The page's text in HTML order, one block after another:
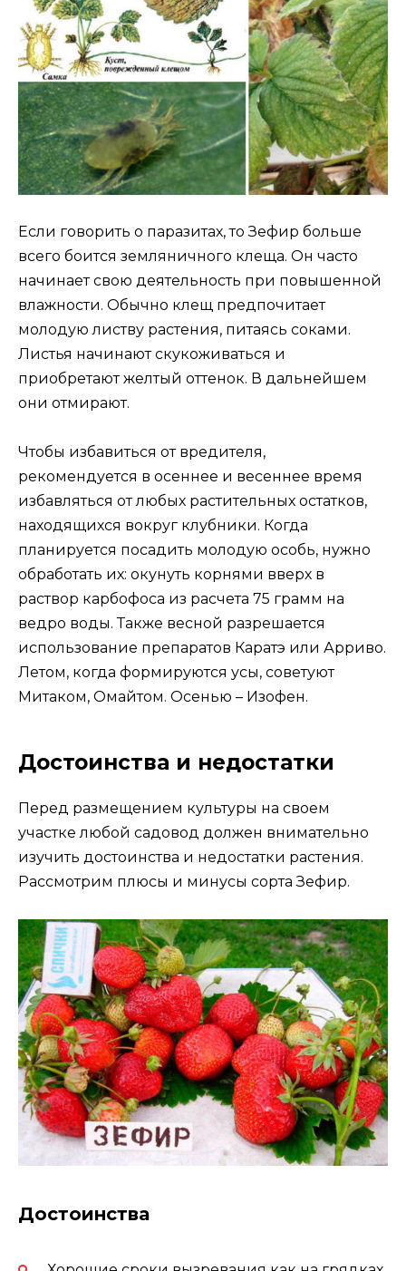
Если говорить о паразитах, то Зефир больше
всего боится земляничного клеща. Он часто
начинает свою деятельность при повышенной
влажности. Обычно клещ предпочитает
молодую листву растения, питаясь соками.
Листья начинают скукоживаться и
приобретают желтый оттенок. В дальнейшем
они отмирают.
Чтобы избавиться от вредителя,
рекомендуется в осеннее и весеннее время
избавляться от любых растительных остатков,
находящихся вокруг клубники. Когда
планируется посадить молодую особь, нужно
обработать их: окунуть корнями вверх в
раствор карбофоса из расчета 75 грамм на
ведро воды. Также весной разрешается
использование препаратов Каратэ или Арриво.
Летом, когда формируются усы, советуют
Митаком, Омайтом. Осенью – Изофен.
Достоинства и недостатки
Перед размещением культуры на своем
участке любой садовод должен внимательно
изучить достоинства и недостатки растения.
Рассмотрим плюсы и минусы сорта Зефир.
Достоинства